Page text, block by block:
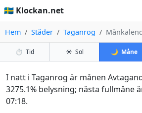
🇸🇪 Klockan.net
Hem Städer Taganrog
⏱️ Tid ☀️ Sol 🌙 Måne
I natt i Taganrog är månen
3275.1% belysning; nästa fullmåne
07:18.